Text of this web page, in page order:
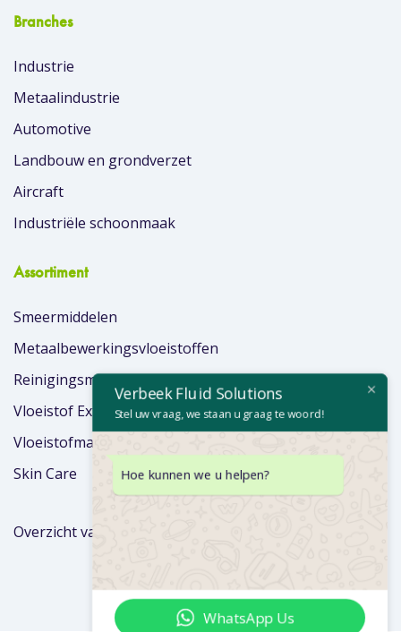
Branches
Industrie
Metaalindustrie
Automotive
Landbouw en grondverzet
Aircraft
Industriële schoonmaak
Assortiment
Smeermiddelen
Metaalbewerkingsvloeistoffen
Reinigingsmiddelen
Vloeistof Extra’s
Vloeistofmanagement
Skin Care
Overzicht van merken
Verbeek Fluid Solutions
Stel uw vraag, we staan u graag te woord!
Hoe kunnen we u helpen?
WhatsApp Us